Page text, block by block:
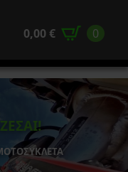
0,00 € 0